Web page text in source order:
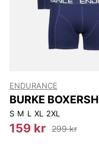
ENDURANCE
BURKE
3-P
S M L XL 2XL
159 kr 299 kr